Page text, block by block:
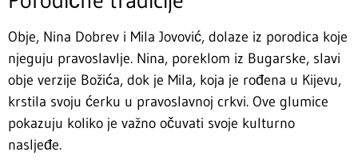
Obje, Nina Dobrev i Mila Jovović, dolaze iz porodica koje
njeguju pravoslavlje. Nina, poreklom iz Bugarske, slavi
obje verzije Božića, dok je Mila, koja je rođena u Kijevu,
krstila svoju ćerku u pravoslavnoj crkvi. Ove glumice
pokazuju koliko je važno očuvati svoje kulturno
nasljeđe.